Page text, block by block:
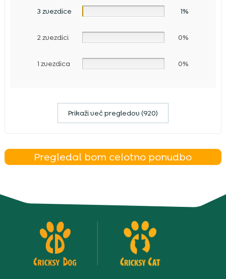
3 zvezdice 1%
2 zvezdici 0%
1 zvezdica 0%
Prikaži več pregledov (920)
Pregledal bom celotno ponudbo